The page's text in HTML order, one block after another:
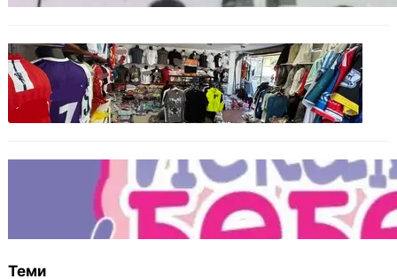
БЪЛГАРИЯ
Иззеха фалшиви стоки за близо 650 000
евро при акция във Варна и „Златни
пясъци“
Инвитро подкрепата под въпрос? „Искам
бебе“ се обяви срещу прехвърлянето на
Центъра към НЗОК
Теми